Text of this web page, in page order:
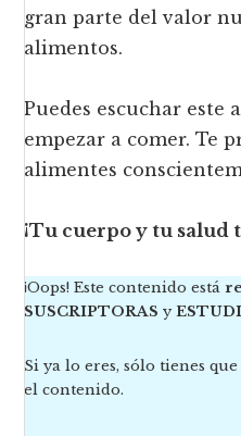
gran parte del valor
alimentos.
Puedes escuchar este
empezar a comer. Te
alimentes
¡Tu cuerpo y tu salud
¡Oops! Este contenido está
SUSCRIPTORAS y
Si ya lo eres, sólo tienes
el contenido.